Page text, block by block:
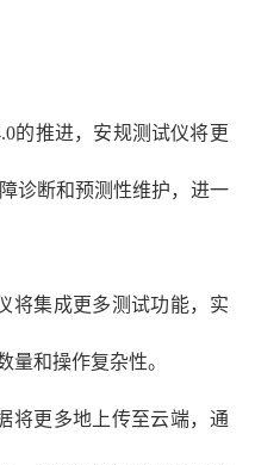
的推进，安规测试仪将更
诊断和预测性维护，进一
将集成更多测试功能，实
量和操作复杂性。
将更多地上传至云端，通